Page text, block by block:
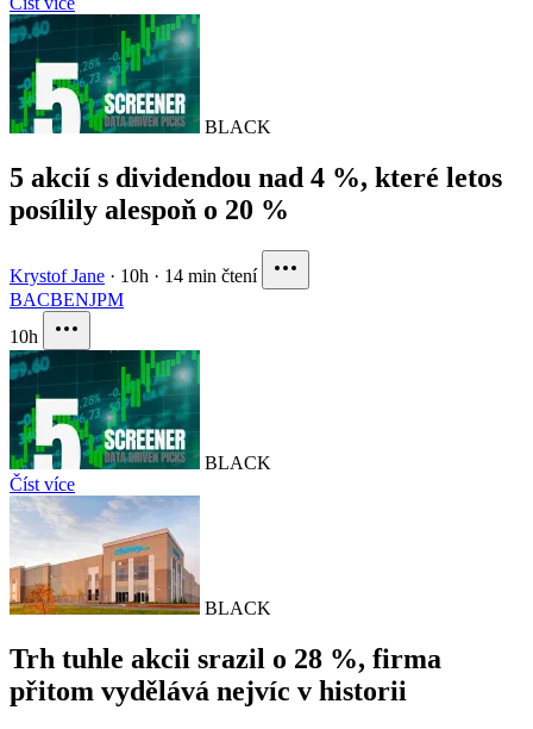
BLACK
5 akcií s dividendou nad 4 %, které letos
posílily alespoň o 20 %
Krystof Jane · 10h · 14 min čtení
BACBENJPM
10h
BLACK
Číst více
BLACK
Trh tuhle akcii srazil o 28 %, firma
přitom vydělává nejvíc v historii